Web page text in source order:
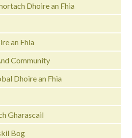
Dhoire an Fhia
an Fhia
Community
Dhoire an Fhia
Gharascail
Bog